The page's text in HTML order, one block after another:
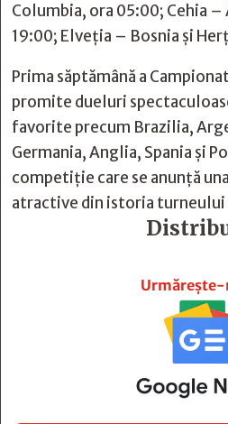
Columbia, ora 05:00; Cehia –
19:00; Elveția – Bosnia și
Prima săptămână a
promite dueluri
favorite precum Brazilia,
Germania, Anglia, Spania și
competiție care se anunță
atractive din istoria
Urmărește-